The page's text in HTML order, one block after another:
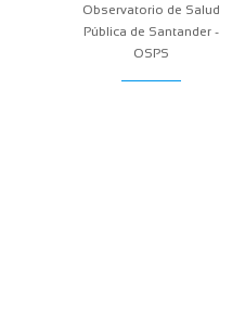
Observatorio de Salud
Pública de Santander -
OSPS